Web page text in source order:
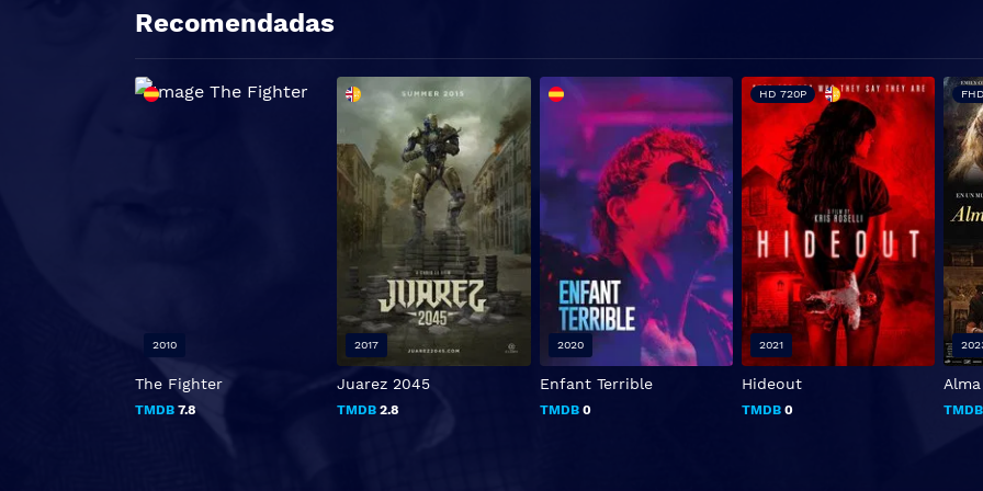
Recomendadas
The Fighter
TMDB 7.8
2010
Juarez 2045
TMDB 2.8
2017
Enfant Terrible
TMDB0
2020
Hideout
TMDB0
HD 720P
2021
TMDB